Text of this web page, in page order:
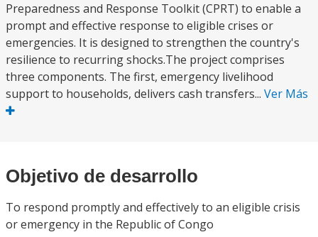
Preparedness and Response Toolkit (CPRT) to enable a
prompt and effective response to eligible crises or
emergencies. It is designed to strengthen the country's
resilience to recurring shocks.The project comprises
three components. The first, emergency livelihood
support to households, delivers cash transfers... Ver Más
Objetivo de desarrollo
To respond promptly and effectively to an eligible crisis
or emergency in the Republic of Congo